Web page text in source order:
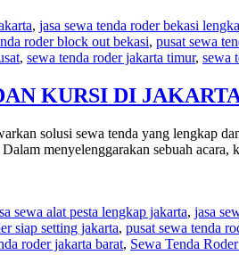
RODER
BLOCK
OUT
MENYESUAIKAN
KEBUTUHAN
JAKARTA
, jasa sewa tenda roder bekasi
roder block out bekasi, pusat sewa
, sewa tenda roder jakarta timur, sewa
KURSI DI
solusi sewa tenda yang lengkap
menyelenggarakan sebuah acara,
sewa alat pesta lengkap jakarta, jasa
siap setting jakarta, pusat sewa tenda
roder jakarta barat, Sewa Tenda